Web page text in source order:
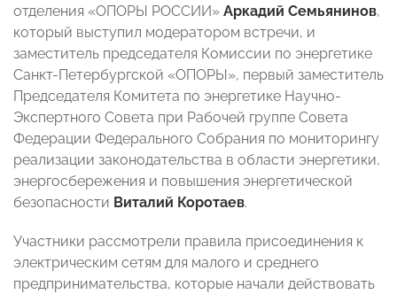
отделения «ОПОРЫ РОССИИ» Аркадий Семьянинов,
который выступил модератором встречи, и
заместитель председателя Комиссии по энергетике
Санкт-Петербургской «ОПОРЫ», первый заместитель
Председателя Комитета по энергетике Научно-
Экспертного Совета при Рабочей группе Совета
Федерации Федерального Собрания по мониторингу
реализации законодательства в области энергетики,
энергосбережения и повышения энергетической
безопасности Виталий Коротаев.
Участники рассмотрели правила присоединения к
электрическим сетям для малого и среднего
предпринимательства, которые начали действовать